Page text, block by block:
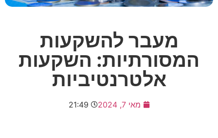
מעבר להשקעות
המסורתיות: השקעות
אלטרנטיביות
מאי 7, 2024 21:49